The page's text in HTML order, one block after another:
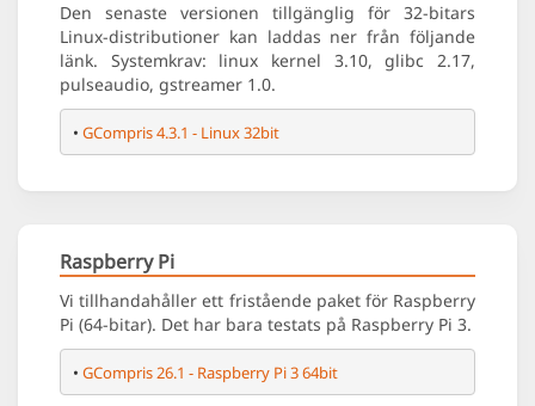
Den senaste versionen tillgänglig för 32-bitars
Linux-distributioner kan laddas ner från följande
länk. Systemkrav: linux kernel 3.10, glibc 2.17,
pulseaudio, gstreamer 1.0.
• GCompris 4.3.1 - Linux 32bit
Raspberry Pi
Vi tillhandahåller ett fristående paket för Raspberry
Pi (64-bitar). Det har bara testats på Raspberry Pi 3.
• GCompris 26.1 - Raspberry Pi 3 64bit